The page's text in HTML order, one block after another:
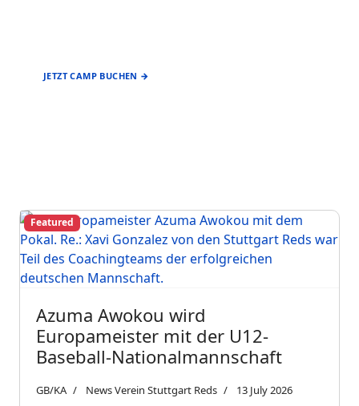
JETZT CAMP BUCHEN →
Featured
Azuma Awokou wird
Europameister mit der U12-
Baseball-Nationalmannschaft
GB/KA News Verein Stuttgart Reds 13 July 2026